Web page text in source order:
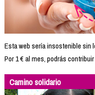
Esta web sería insostenible sin
Por 1 € al mes, podrás
Camino solidario